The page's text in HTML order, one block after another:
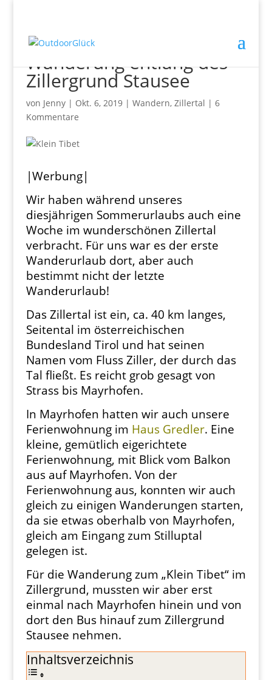
„Klein Tibet“ im Zillertal –
Wanderung entlang des
Zillergrund Stausee
von Jenny| Okt. 6, 2019| Wandern, Zillertal | 6
Kommentare
|Werbung|
Wir haben während unseres
diesjährigen Sommerurlaubs auch eine
Woche im wunderschönen Zillertal
verbracht. Für uns war es der erste
Wanderurlaub dort, aber auch
bestimmt nicht der letzte
Wanderurlaub!
Das Zillertal ist ein, ca. 40 km langes,
Seitental im österreichischen
Bundesland Tirol und hat seinen
Namen vom Fluss Ziller, der durch das
Tal fließt. Es reicht grob gesagt von
Strass bis Mayrhofen.
In Mayrhofen hatten wir auch unsere
Ferienwohnung im Haus Gredler. Eine
kleine, gemütlich eigerichtete
Ferienwohnung, mit Blick vom Balkon
aus auf Mayrhofen. Von der
Ferienwohnung aus, konnten wir auch
gleich zu einigen Wanderungen starten,
da sie etwas oberhalb von Mayrhofen,
gleich am Eingang zum Stilluptal
gelegen ist.
Für die Wanderung zum „Klein Tibet“ im
Zillergrund, mussten wir aber erst
einmal nach Mayrhofen hinein und von
dort den Bus hinauf zum Zillergrund
Stausee nehmen.
Inhaltsverzeichnis